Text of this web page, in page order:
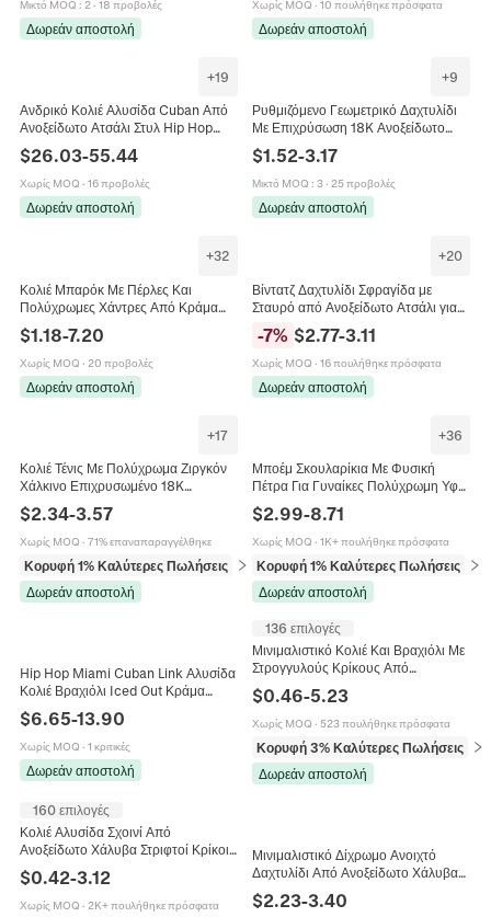
Μικτό MOQ : 2· 18 προβολές
Δωρεάν αποστολή
Χωρίς MOQ · 10 πουλήθηκε πρόσφατα
Δωρεάν αποστολή
+19
Ανδρικό Κολιέ Αλυσίδα Cuban Από
Ανοξείδωτο Ατσάλι Στυλ Hip Hop
Rap Με Γυαλιστερό Και Ματ
Φινίρισμα Κοσμήματα
$26.03-55.44
Χωρίς MOQ · 16 προβολές
Δωρεάν αποστολή
+9
Ρυθμιζόμενο Γεωμετρικό Δαχτυλίδι
Με Επιχρύσωση 18K Ανοξείδωτο
Ατσάλι 316L Ζιργκόν Vintage
Κόσμημα Για Γυναίκες
$1.52-3.17
Μικτό MOQ : 3· 25 προβολές
Δωρεάν αποστολή
+32
Κολιέ Μπαρόκ Με Πέρλες Και
Πολύχρωμες Χάντρες Από Κράμα
Για Γυναίκες
$1.18-7.20
Χωρίς MOQ · 20 προβολές
Δωρεάν αποστολή
+20
Βίντατζ Δαχτυλίδι Σφραγίδα με
Σταυρό από Ανοξείδωτο Ατσάλι για
Γοτθικά Κοσμήματα
-7% $2.77-3.11
Χωρίς MOQ · 16 πουλήθηκε πρόσφατα
Δωρεάν αποστολή
+17
Κολιέ Τένις Με Πολύχρωμα Ζιργκόν
Χάλκινο Επιχρυσωμένο 18K
Σμαραγδένια Κοπή Ορθογώνιες
Στρογγυλές Πέτρες Κοσμήματα Για
Γυναίκες
$2.34-3.57
Χωρίς MOQ · 71% επαναπαραγγέλθηκε
Κορυφή 1% Καλύτερες Πωλήσεις
σε Κολιέ
Δωρεάν αποστολή
+36
Μποέμ Σκουλαρίκια Με Φυσική
Πέτρα Για Γυναίκες Πολύχρωμη Υφή
Μάρμαρο Γεωμετρικά Κοσμήματα
$2.99-8.71
Χωρίς MOQ · 1K+ πουλήθηκε πρόσφατα
Κορυφή 1% Καλύτερες Πωλήσεις
σε
Δωρεάν αποστολή
Hip Hop Miami Cuban Link Αλυσίδα
Κολιέ Βραχιόλι Iced Out Κράμα
Στρας για Άνδρες Γυναίκες
Κοσμήματα Μόδας Streetwear
$6.65-13.90
Χωρίς MOQ · 1 κριτικές
Δωρεάν αποστολή
136 επιλογές
Μινιμαλιστικό Κολιέ Και Βραχιόλι Με
Στρογγυλούς Κρίκους Από
Ανοξείδωτο Ατσάλι Unisex Πανκ
Κόσμημα Γυαλιστερή Αλυσίδα
$0.46-5.23
Χωρίς MOQ · 523 πουλήθηκε πρόσφατα
Κορυφή 3% Καλύτερες Πωλήσεις
σε
Δωρεάν αποστολή
160 επιλογές
Κολιέ Αλυσίδα Σχοινί Από
Ανοξείδωτο Χάλυβα Στριφτοί Κρίκοι
Hip Hop Μοντέρνα Κοσμήματα
Αξεσουάρ Άνδρες Γυναίκες
Κούμπωμα
$0.42-3.12
Χωρίς MOQ · 2K+ πουλήθηκε πρόσφατα
Μινιμαλιστικό Δίχρωμο Ανοιχτό
Δαχτυλίδι Από Ανοξείδωτο Χάλυβα
Για Γυναίκες Γεωμετρικό Χρυσό
Ασημί Μπάλα Ρυθμιζόμενο
$2.23-3.40